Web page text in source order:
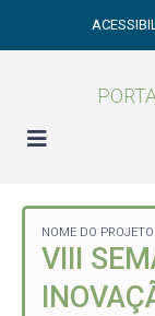
NOME DO PROJETO
VIII